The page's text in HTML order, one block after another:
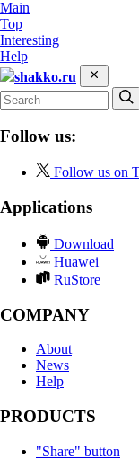
Main
Top
Interesting
Help
shakko.ru
Follow us:
Follow us on
Applications
Download
Huawei
RuStore
COMPANY
About
News
Help
PRODUCTS
"Share" button